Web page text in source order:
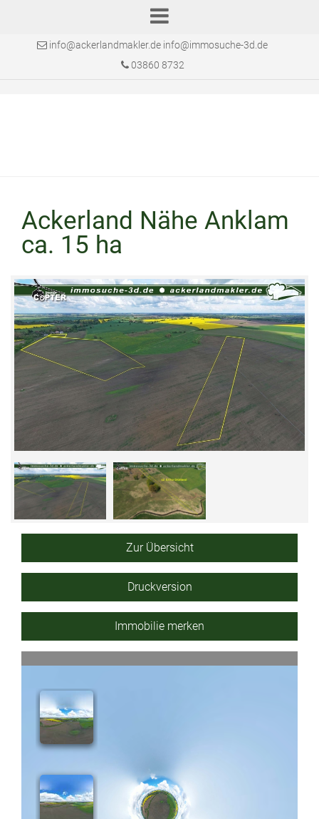
info@ackerlandmakler.de info@immosuche-3d.de
03860 8732
Ackerland Nähe Anklam
ca. 15 ha
Zur Übersicht
Druckversion
Immobilie merken